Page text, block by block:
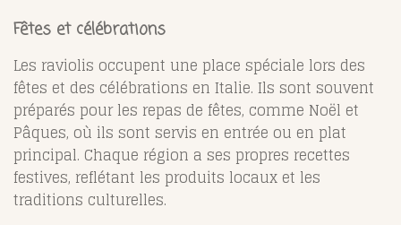
Fêtes et célébrations
Les raviolis occupent une place spéciale lors des
fêtes et des célébrations en Italie. Ils sont souvent
préparés pour les repas de fêtes, comme Noël et
Pâques, où ils sont servis en entrée ou en plat
principal. Chaque région a ses propres recettes
festives, reflétant les produits locaux et les
traditions culturelles.